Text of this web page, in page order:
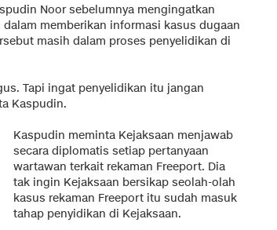
Noor sebelumnya mengingatkan
memberikan informasi kasus dugaan
masih dalam proses penyelidikan di
Tapi ingat penyelidikan itu jangan
Kaspudin.
Kaspudin meminta Kejaksaan menjawab
secara diplomatis setiap pertanyaan
wartawan terkait rekaman Freeport. Dia
tak ingin Kejaksaan bersikap seolah-olah
kasus rekaman Freeport itu sudah masuk
tahap penyidikan di Kejaksaan.